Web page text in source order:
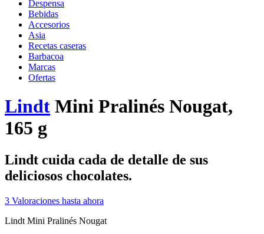
Despensa
Bebidas
Accesorios
Asia
Recetas caseras
Barbacoa
Marcas
Ofertas
Lindt Mini Pralinés Nougat,
165 g
Lindt cuida cada de detalle de sus
deliciosos chocolates.
3 Valoraciones hasta ahora
Lindt Mini Pralinés Nougat